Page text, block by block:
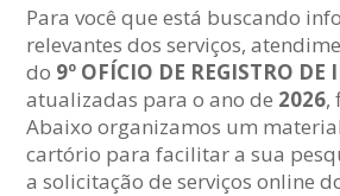
Para você que está buscando
relevantes dos serviços,
do 9º OFÍCIO DE REGISTRO DE
atualizadas para o ano de 2026,
Abaixo organizamos um
cartório para facilitar a sua
a solicitação de serviços online